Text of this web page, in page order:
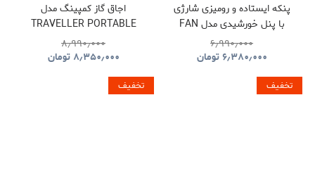
پنکه ایستاده و رومیزی شارژی
با پنل خورشیدی مدل FAN
S39
۶٫۹۹۰٫۰۰۰
۶٫۳۸۰٫۰۰۰تومان
اجاق گاز کمپینگ مدل
TRAVELLER PORTABLE
BBQ HYBQ015
۸٫۹۹۰٫۰۰۰
۸٫۳۵۰٫۰۰۰ تومان
تخفیف تخفیف